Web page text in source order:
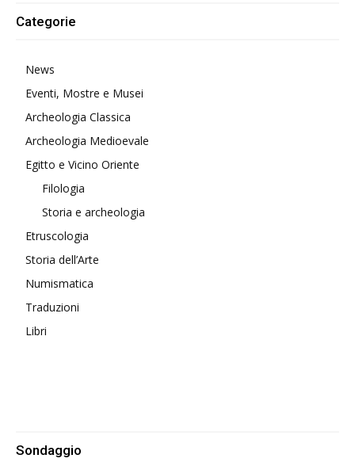
Categorie
News
Eventi, Mostre e Musei
Archeologia Classica
Archeologia Medioevale
Egitto e Vicino Oriente
Filologia
Storia e archeologia
Etruscologia
Storia dell’Arte
Numismatica
Traduzioni
Libri
Sondaggio